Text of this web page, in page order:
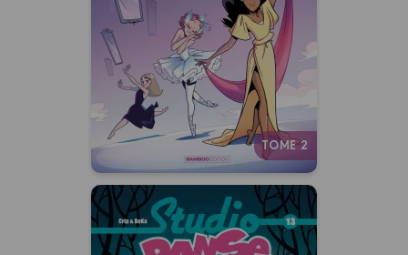
TOME 2
Date de parution :
28/10/2026
Liberté, rigueur, émotion : et si la
plus belle danse était
simplement la leur ?
Autres tomes